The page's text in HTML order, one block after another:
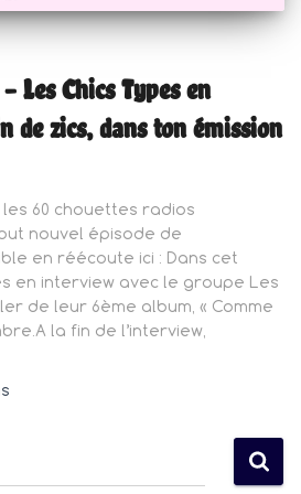
Les Chics Types en
zics, dans ton émission
60 chouettes radios
nouvel épisode de
en réécoute ici : Dans cet
en interview avec le groupe Les
de leur 6ème album, « Comme
la fin de l’interview,